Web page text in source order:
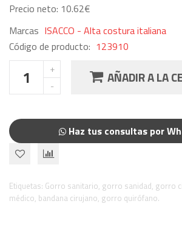
Precio neto: 10.62€
Marcas ISACCO - Alta costura italiana
Código de producto: 123910
AÑADIR A LA
Haz tus consultas por
Etiquetas: Gorro sanitario, gorro sanidad, gorro
médico, bandana cirujano, gorro quirófano.